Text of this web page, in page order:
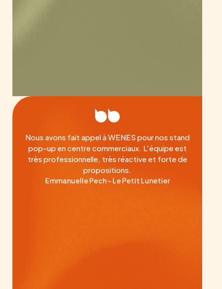
Nous avons fait appel à WENES pour nos stand
pop-up en centre commerciaux. L'équipe est
très professionnelle, très réactive et forte de
propositions.
Emmanuelle Pech - Le Petit Lunetier